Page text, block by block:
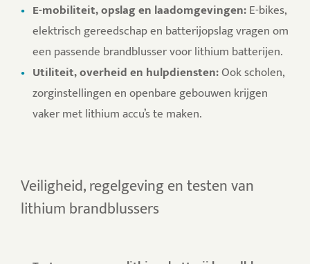
E-mobiliteit, opslag en laadomgevingen:E-bikes,
elektrisch gereedschap en batterijopslag vragen om
een passende brandblusser voor lithium batterijen.
Utiliteit, overheid en hulpdiensten:Ook scholen,
zorginstellingen en openbare gebouwen krijgen
vaker met lithium accu’s te maken.
Veiligheid, regelgeving en testen van
lithium brandblussers